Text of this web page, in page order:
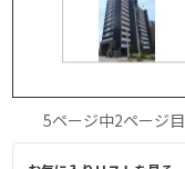
5ページ中2ページ目